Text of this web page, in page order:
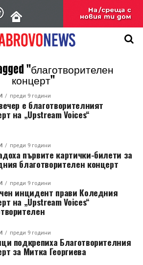
"благотворителен
концерт"
преди 9 години
е благотворителният
на „Upstream Voices“
преди 9 години
първите картички-билети за
благотворителен концерт
преди 9 години
инцидент прави Коледния
на „Upstream Voices“
преди 9 години
подкрепиха Благотворителния
за Митка Георгиева